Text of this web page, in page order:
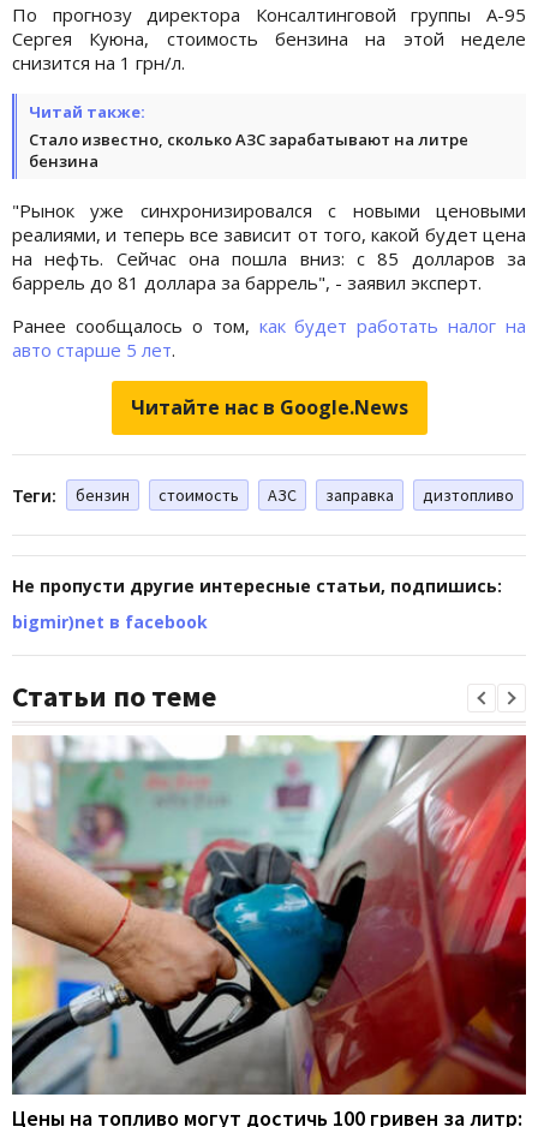
По прогнозу директора Консалтинговой группы А-95
Сергея Куюна, стоимость бензина на этой неделе
снизится на 1 грн/л.
Читай также:
Стало известно, сколько АЗС зарабатывают на литре
бензина
"Рынок уже синхронизировался с новыми ценовыми
реалиями, и теперь все зависит от того, какой будет цена
на нефть. Сейчас она пошла вниз: с 85 долларов за
баррель до 81 доллара за баррель", - заявил эксперт.
Ранее сообщалось о том, как будет работать налог на
авто старше 5 лет.
Читайте нас в Google.News
Теги: бензин стоимость АЗС заправка дизтопливо
Не пропусти другие интересные статьи, подпишись:
bigmir)net в facebook
Статьи по теме
Цены на топливо могут достичь 100 гривен за литр: